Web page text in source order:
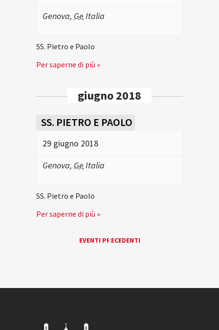
Genova, Ge Italia
SS. Pietro e Paolo
Per saperne di più »
giugno 2018
SS. PIETRO E PAOLO
29 giugno 2018
Genova, Ge Italia
SS. Pietro e Paolo
Per saperne di più »
EVENTI PRECEDENTI